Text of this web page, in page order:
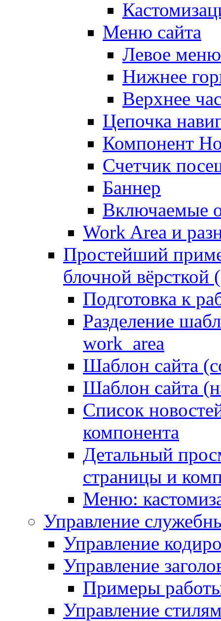
Меню сайта
Левое меню
Нижнее
Верхнее
Цепочка
Компонент
Счетчик
Баннер
Включаемые
Work Area и
Простейший
блочной вёрсткой
Подготовка к
Разделение
work_area
Шаблон сайта
Шаблон сайта
Список
компонента
Детальный
страницы и
Меню:
Управление
Управление
Управление
Примеры
Управление